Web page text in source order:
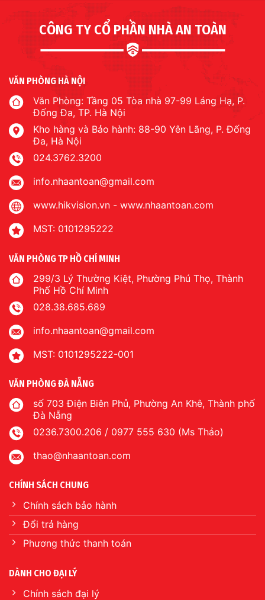
CÔNG TY CỔ PHẦN NHÀ AN TOÀN
VĂN PHÒNG HÀ NỘI
Văn Phòng: Tầng 05 Tòa nhà 97-99 Láng Hạ, P.
Đống Đa, TP. Hà Nội
Kho hàng và Bảo hành: 88-90 Yên Lãng, P. Đống
Đa, Hà Nội
024.3762.3200
info.nhaantoan@gmail.com
www.hikvision.vn - www.nhaantoan.com
MST: 0101295222
VĂN PHÒNG TP HỒ CHÍ MINH
299/3 Lý Thường Kiệt, Phường Phú Thọ, Thành
Phố Hồ Chí Minh
028.38.685.689
info.nhaantoan@gmail.com
MST: 0101295222-001
VĂN PHÒNG ĐÀ NẴNG
số 703 Điện Biên Phủ, Phường An Khê, Thành phố
Đà Nẵng
0236.7300.206 / 0977 555 630 (Ms Thảo)
thao@nhaantoan.com
CHÍNH SÁCH CHUNG
Chính sách bảo hành
Đổi trả hàng
Phương thức thanh toán
DÀNH CHO ĐẠI LÝ
Chính sách đại lý